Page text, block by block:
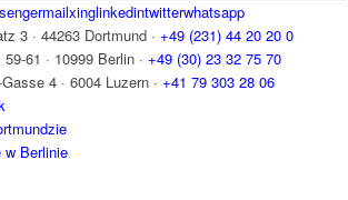
mailxinglinkedintwitterwhatsapp
3 · 44263 Dortmund · +49 (231) 44 20 20 0
61 · 10999 Berlin · +49 (30) 23 32 75 70
4 · 6004 Luzern · +41 79 303 28 06
w Berlinie